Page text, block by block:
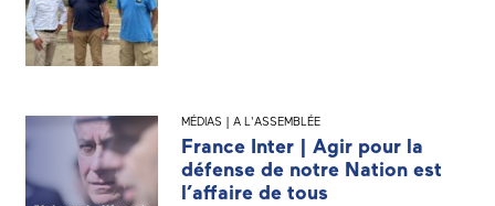
MÉDIAS | A L'ASSEMBLÉE
France Inter | Agir pour la
défense de notre Nation est
l’affaire de tous